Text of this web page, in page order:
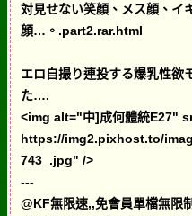
対見せない笑顔、メス顔、イ
顔…。.part2.rar.html
エロ自撮り連投する爆乳性欲
た….
<img alt="中]成何體統E27"
https://img2.pixhost.to/
743_.jpg" />
---
@KF無限速,,免會員單檔無限